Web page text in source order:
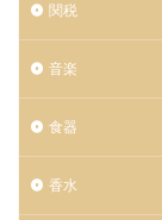
関税
音楽
食器
香水